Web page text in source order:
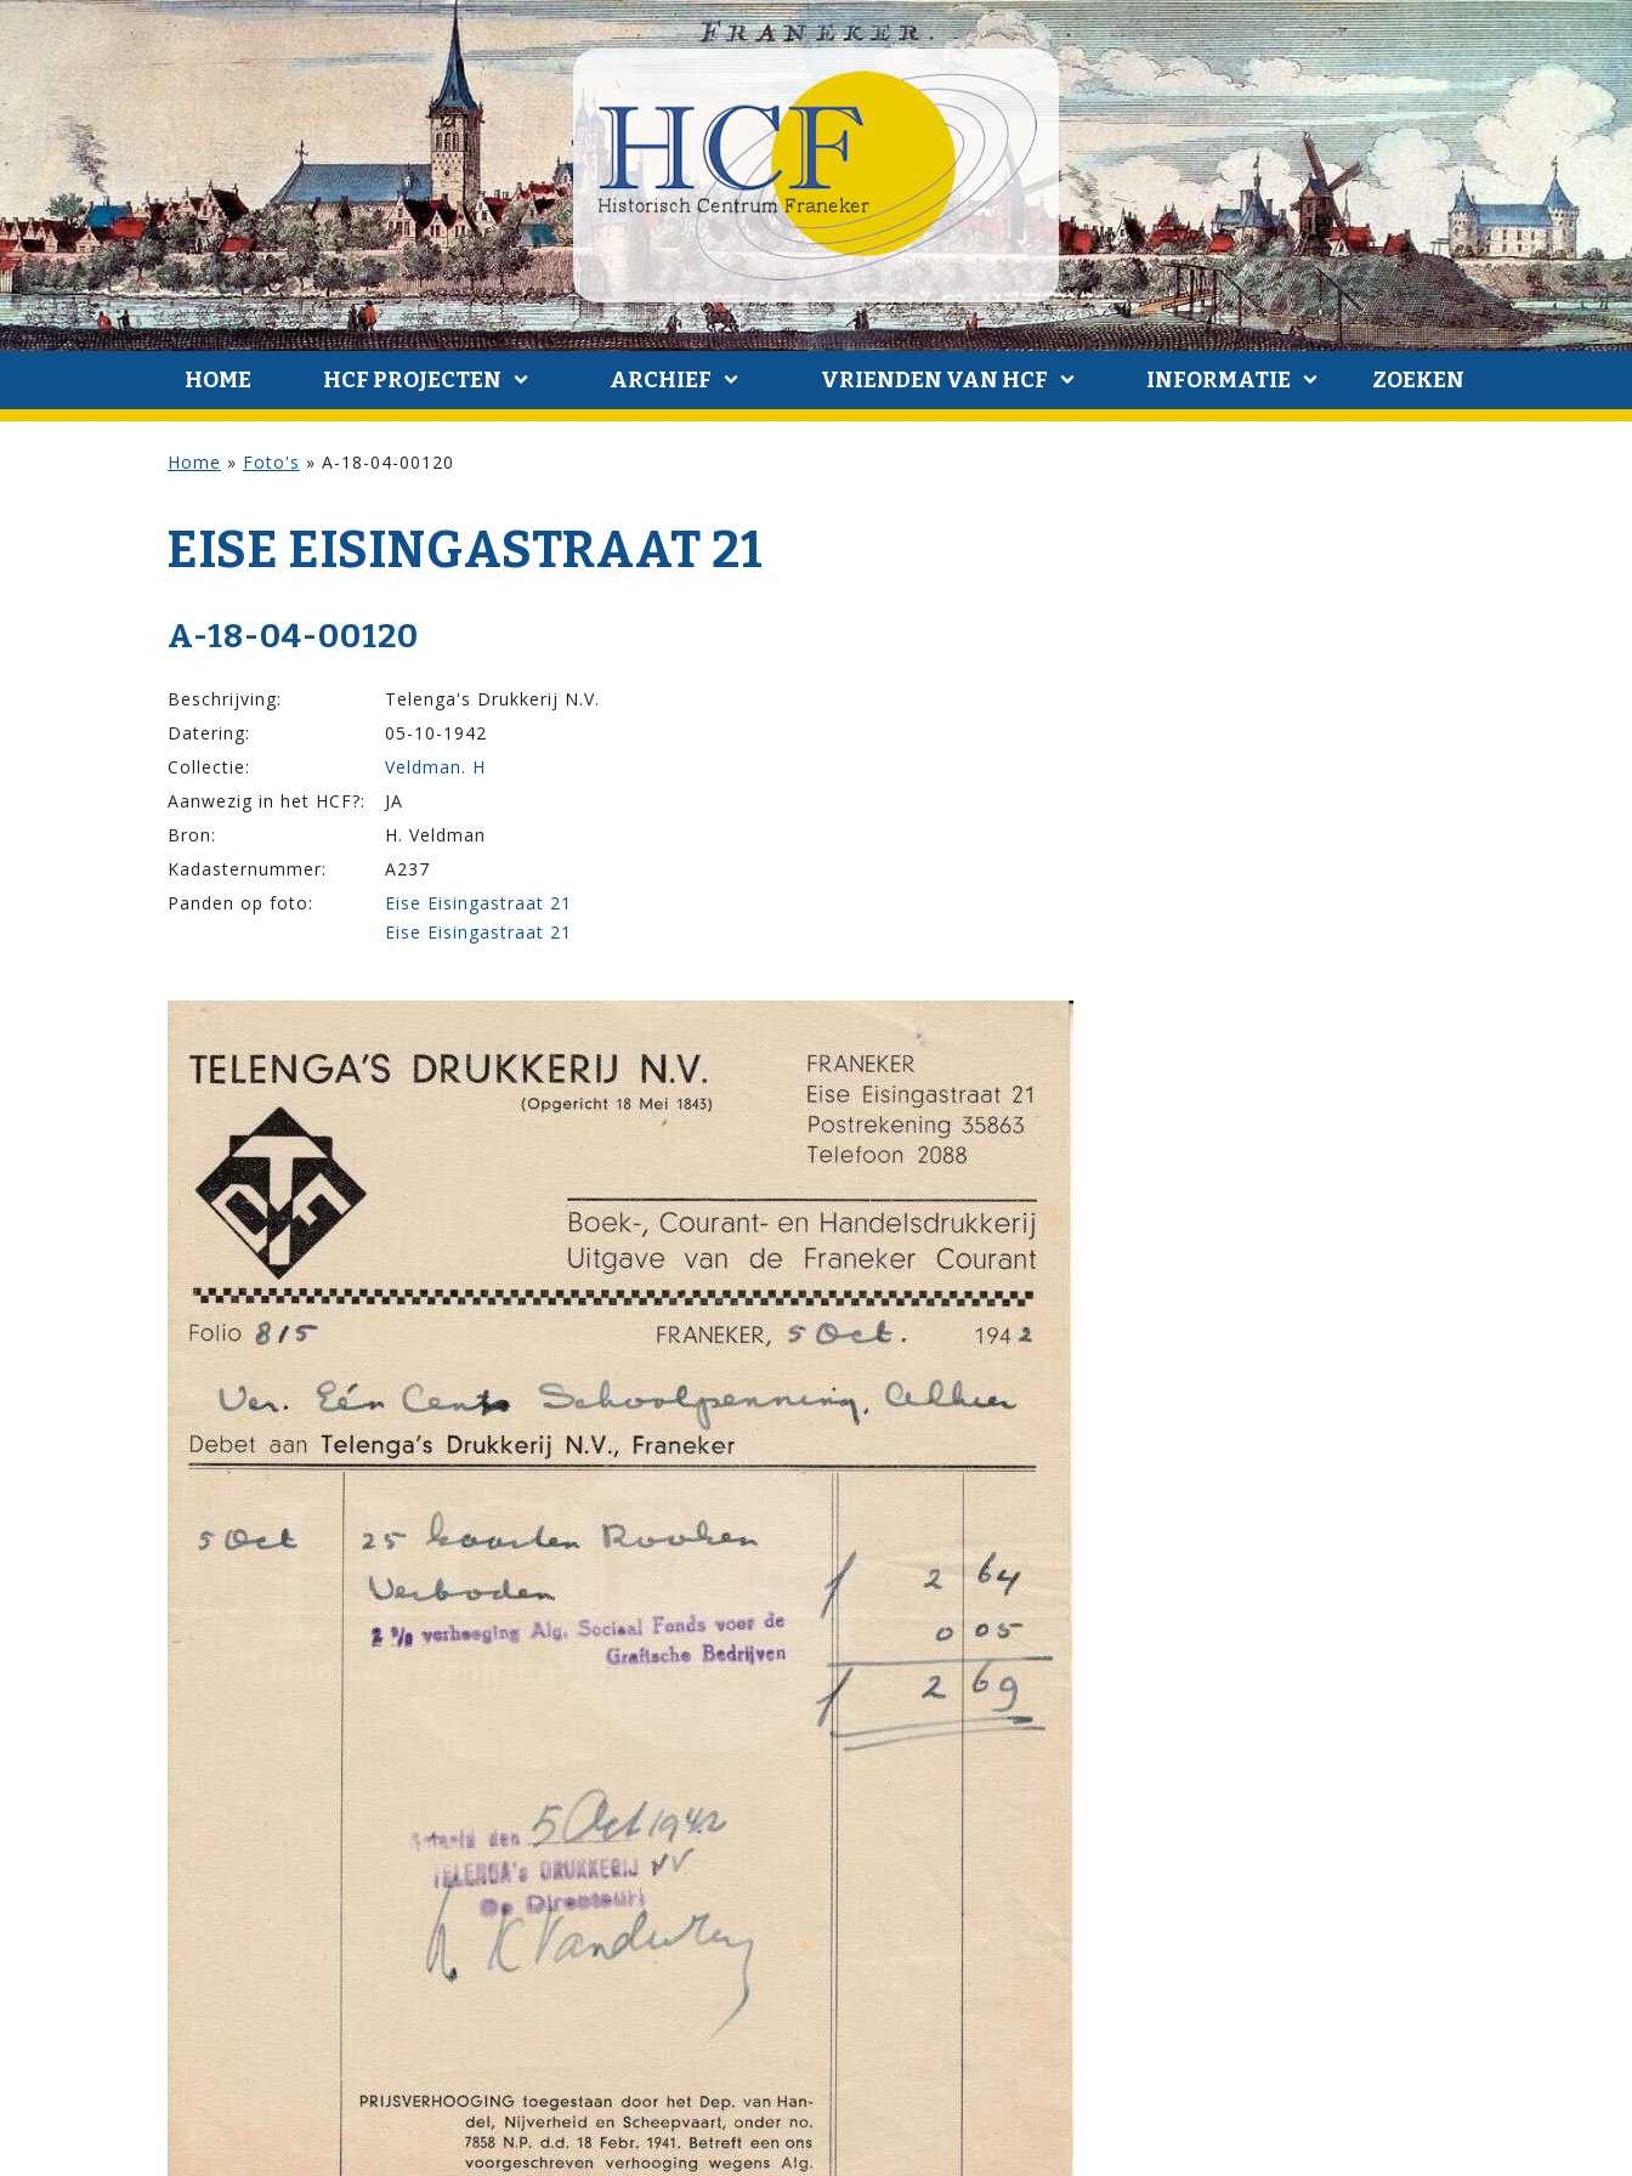
HOME HCF PROJECTEN ARCHIEF VRIENDEN VAN HCF INFORMATIE ZOEKEN
Home » Foto's » A-18-04-00120
EISE EISINGA­STRAAT 21
A-18-04-00120
Beschrijving:
Telenga's Drukkerij N.V.
Datering:
05-10-1942
Collectie:
Veldman. H
Aanwezig in het HCF?:
JA
Bron:
H. Veldman
Kadasternummer:
A237
Panden op foto:
Eise Eisingastraat 21
Eise Eisingastraat 21